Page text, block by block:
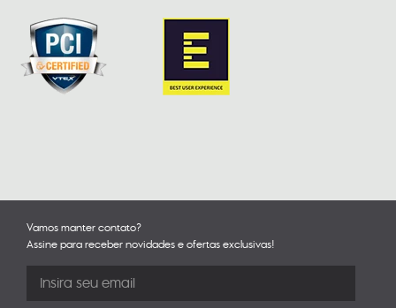
Vamos manter contato?
Assine para receber novidades e ofertas exclusivas!